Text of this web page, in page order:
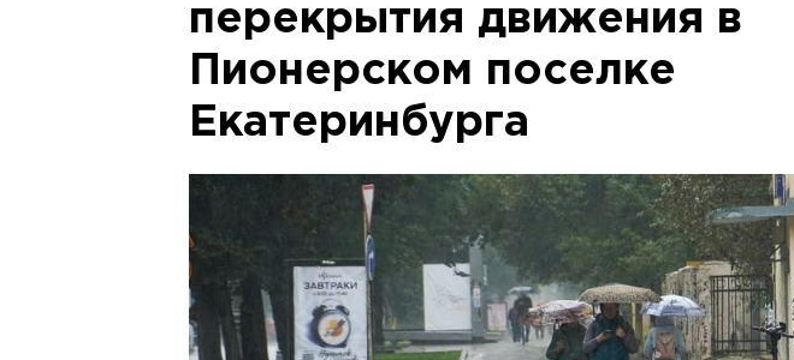
перекрытия движения в
Пионерском поселке
Екатеринбурга